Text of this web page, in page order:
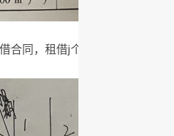
合同，租借j个月的面积为Xij,则